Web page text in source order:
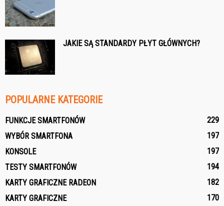
JAKIE SĄ STANDARDY PŁYT GŁÓWNYCH?
POPULARNE KATEGORIE
FUNKCJE SMARTFONÓW
229
WYBÓR SMARTFONA
197
KONSOLE
197
TESTY SMARTFONÓW
194
KARTY GRAFICZNE RADEON
182
KARTY GRAFICZNE
170